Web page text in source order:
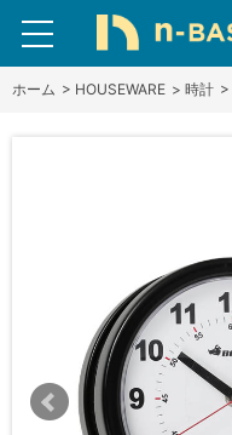
ホーム > HOUSEWARE > 時計 >